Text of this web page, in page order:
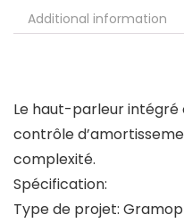
Additional information
Le haut-parleur
contrôle
complexité.
Spécification:
Type de projet: